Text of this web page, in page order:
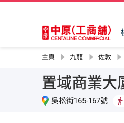
主頁 九龍 佐敦
置域商業大
吳松街165-167號